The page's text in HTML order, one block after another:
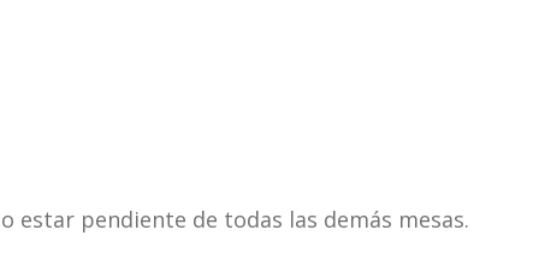
estar pendiente de todas las demás mesas.